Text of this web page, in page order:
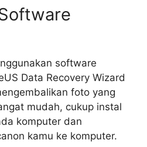
software
Data Recovery Wizard
foto yang
mudah, cukup instal
komputer dan
kamu ke komputer.